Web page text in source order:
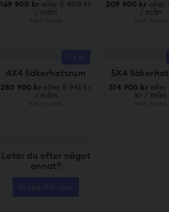
169 900 kr eller 5 408 kr
/ mån
209 900 kr eller
/ mån
4X4 Säkerhetsrum
280 900 kr eller 8 941 kr
/ mån
5X4
314 900 kr eller
kr / mån
Letar du efter något
annat?